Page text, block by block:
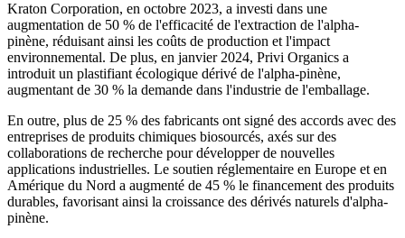
Kraton Corporation, en octobre 2023, a investi dans une
augmentation de 50 % de l'efficacité de l'extraction de l'alpha-
pinène, réduisant ainsi les coûts de production et l'impact
environnemental. De plus, en janvier 2024, Privi Organics a
introduit un plastifiant écologique dérivé de l'alpha-pinène,
augmentant de 30 % la demande dans l'industrie de l'emballage.
En outre, plus de 25 % des fabricants ont signé des accords avec des
entreprises de produits chimiques biosourcés, axés sur des
collaborations de recherche pour développer de nouvelles
applications industrielles. Le soutien réglementaire en Europe et en
Amérique du Nord a augmenté de 45 % le financement des produits
durables, favorisant ainsi la croissance des dérivés naturels d'alpha-
pinène.